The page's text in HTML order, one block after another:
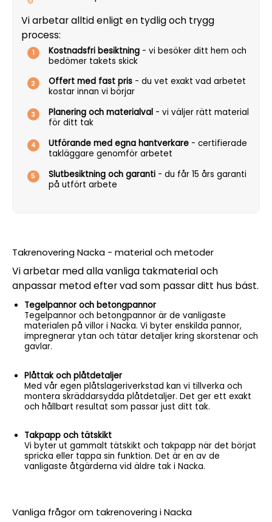
Vi arbetar alltid enligt en tydlig och trygg
process:
Kostnadsfri besiktning- vi besöker ditt hem och
bedömer takets skick
Offert med fast pris- du vet exakt vad arbetet
kostar innan vi börjar
Planering och materialval- vi väljer rätt material
för ditt tak
Utförande med egna hantverkare- certifierade
takläggare genomför arbetet
Slutbesiktning och garanti- du får 15 års garanti
på utfört arbete
Takrenovering Nacka - material och metoder
Vi arbetar med alla vanliga takmaterial och
anpassar metod efter vad som passar ditt hus bäst.
Tegelpannor och betongpannor
Tegelpannor och betongpannor är de vanligaste
materialen på villor i Nacka. Vi byter enskilda pannor,
impregnerar ytan och tätar detaljer kring skorstenar och
gavlar.
Plåttak och plåtdetaljer
Med vår egen plåtslageriverkstad kan vi tillverka och
montera skräddarsydda plåtdetaljer. Det ger ett exakt
och hållbart resultat som passar just ditt tak.
Takpapp och tätskikt
Vi byter ut gammalt tätskikt och takpapp när det börjat
spricka eller tappa sin funktion. Det är en av de
vanligaste åtgärderna vid äldre tak i Nacka.
Vanliga frågor om takrenovering i Nacka